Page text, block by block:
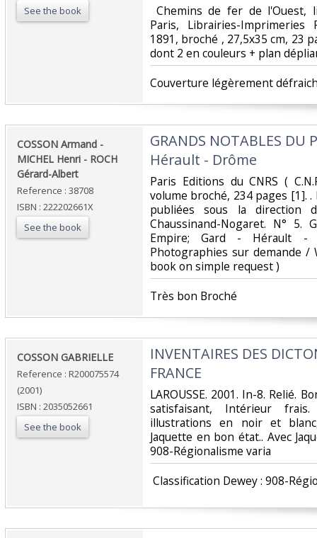
See the book
Chemins de fer de l'Ouest,
Paris, Librairies-
1891, broché , 27,5x35 cm, 23
dont 2 en couleurs + plan
‎Couverture légèrement
‎COSSON Armand -
MICHEL Henri - ROCH
Gérard-Albert ‎
Reference : 38708
ISBN : 222202661X
See the book
‎GRANDS NOTABLES DU
Hérault - Drôme ‎
‎Paris Editions du CNRS (
volume broché, 234 pages [1].
publiées sous la direction
Chaussinand-Nogaret. N° 5.
Empire; Gard - Hérault -
Photographies sur demande
book on simple request ) ‎
‎Très bon Broché ‎
‎COSSON GABRIELLE‎
Reference : R200075574
(2001)
ISBN : 2035052661
See the book
‎INVENTAIRES DES
FRANCE‎
‎LAROUSSE. 2001. In-8. Relié.
satisfaisant, Intérieur
illustrations en noir et
Jaquette en bon état.. Avec
908-Régionalisme varia‎
Classification Dewey : 908-